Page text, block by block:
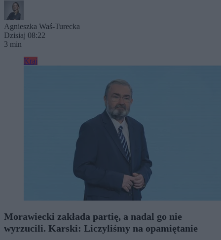
Agnieszka Waś-Turecka
Dzisiaj 08:22
3 min
Kraj
Morawiecki zakłada partię, a nadal go nie
wyrzucili. Karski: Liczyliśmy na opamiętanie